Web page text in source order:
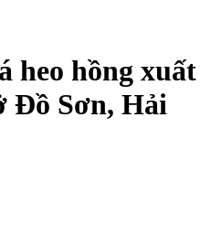
heo hồng xuất
Đồ Sơn, Hải